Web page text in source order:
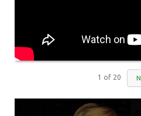
1 of 20